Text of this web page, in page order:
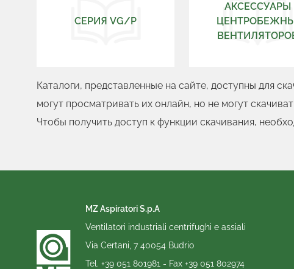
СЕРИЯ VG/P
АКСЕССУАРЫ
Каталоги, представленные на сайте, доступны для
могут просматривать их онлайн, но не могут
Чтобы получить доступ к функции скачивания,
MZ Aspiratori S.p.A
Ventilatori industriali centrifughi e assiali
Via Certani, 7 40054 Budrio
Tel.+39 051 801981 - Fax+39 051 802974